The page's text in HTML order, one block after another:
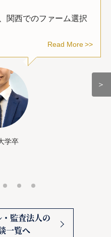
関西でのファーム選択
Read More
学卒
＞
監査法人の
一覧へ